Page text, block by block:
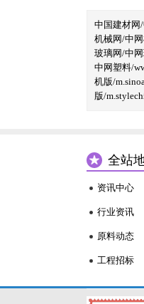
中国建材网
机械网/中
玻璃网/中网
中网塑料/
机版/
版/
全站
资讯中心
行业资讯
原料动态
工程招标